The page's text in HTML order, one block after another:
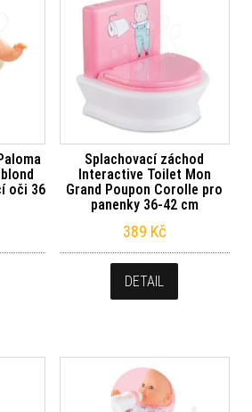
oči 36
Splachovací záchod
Interactive Toilet Mon
Grand Poupon Corolle pro
panenky 36-42 cm
389 Kč
DETAIL